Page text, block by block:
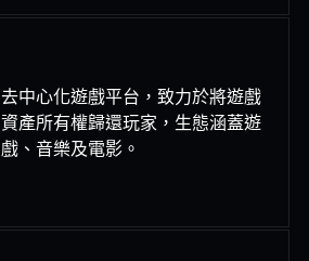
去中心化遊戲平台，致力於將遊戲
資產所有權歸還玩家，生態涵蓋遊
戲、音樂及電影。